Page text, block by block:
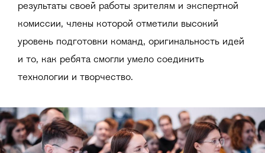
результаты своей работы зрителям и экспертной
комиссии, члены которой отметили высокий
уровень подготовки команд, оригинальность идей
и то, как ребята смогли умело соединить
технологии и творчество.